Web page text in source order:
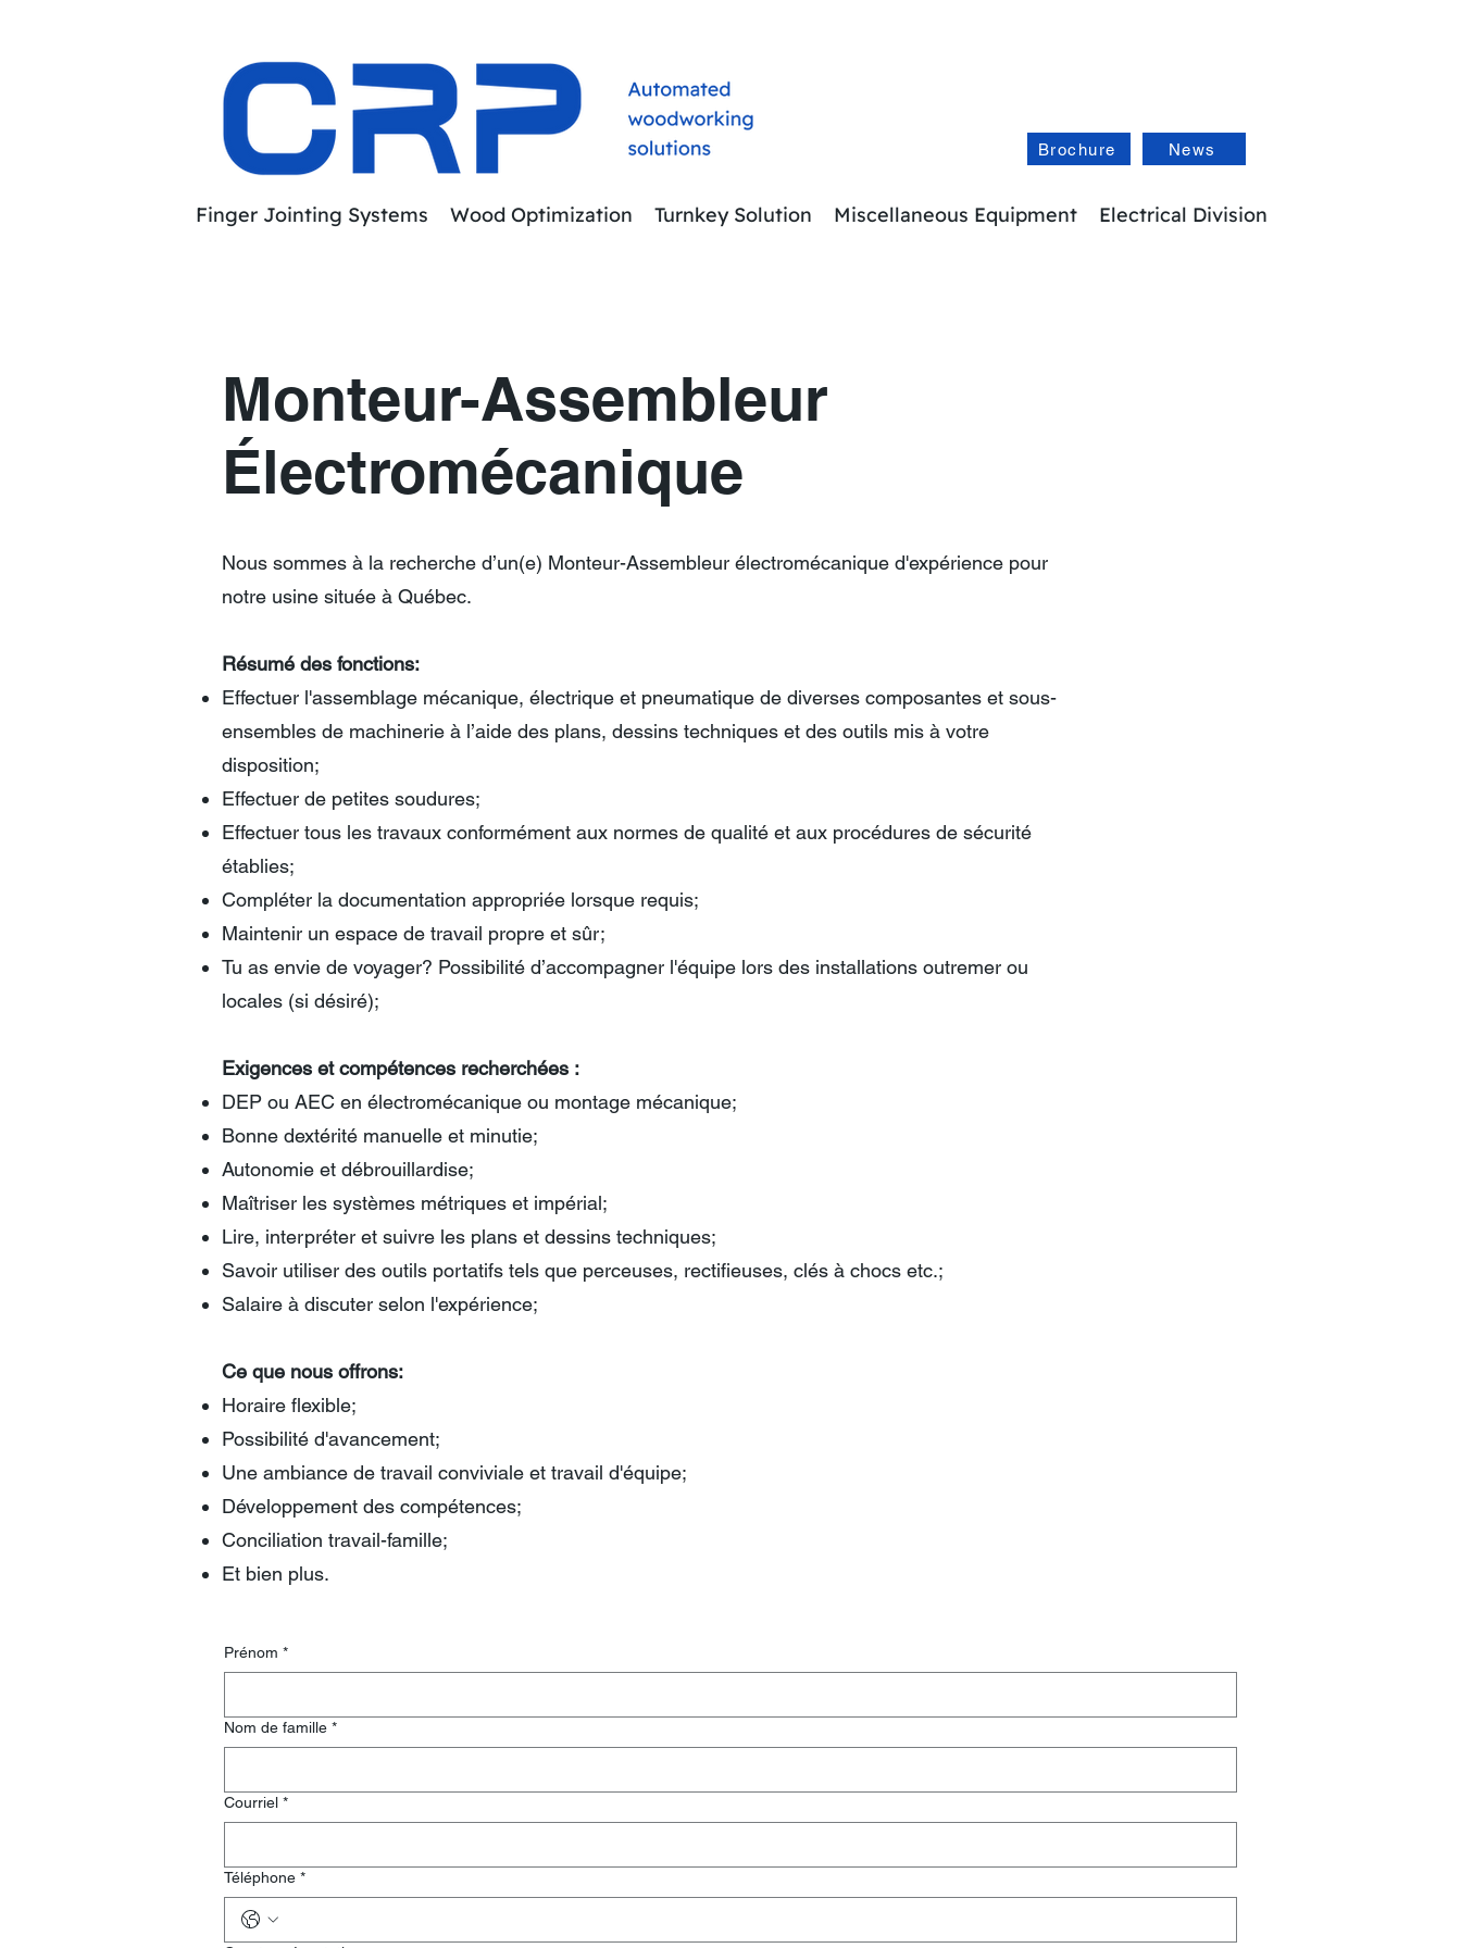
Brochure
Finger Jointing Systems Wood Optimization Turnkey Solution Miscellaneous Equipment Electrical Division
News
Monteur-Assembleur
Électromécanique
Nous sommes à la recherche d’un(e) Monteur-Assembleur électromécanique d'expérience pour
notre usine située à Québec.
Résumé des fonctions:
Effectuer l'assemblage mécanique, électrique et pneumatique de diverses composantes et sous-
ensembles de machinerie à l’aide des plans, dessins techniques et des outils mis à votre
disposition;
Effectuer de petites soudures;
Effectuer tous les travaux conformément aux normes de qualité et aux procédures de sécurité
établies;
Compléter la documentation appropriée lorsque requis;
Maintenir un espace de travail propre et sûr;
Tu as envie de voyager? Possibilité d’accompagner l'équipe lors des installations outremer ou
locales (si désiré);
Exigences et compétences recherchées :
DEP ou AEC en électromécanique ou montage mécanique;
Bonne dextérité manuelle et minutie;
Autonomie et débrouillardise;
Maîtriser les systèmes métriques et impérial;
Lire, interpréter et suivre les plans et dessins techniques;
Savoir utiliser des outils portatifs tels que perceuses, rectifieuses, clés à chocs etc.;
Salaire à discuter selon l'expérience;
Ce que nous offrons:
Horaire flexible;
Possibilité d'avancement;
Une ambiance de travail conviviale et travail d'équipe;
Développement des compétences;
Conciliation travail-famille;
Et bien plus.
Prénom *
Nom de famille *
Courriel *
Téléphone *